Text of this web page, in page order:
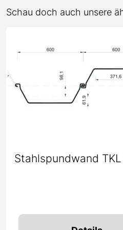
Schau doch auch unsere
Stahlspundwand